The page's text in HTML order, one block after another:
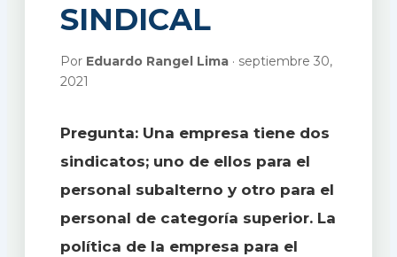
SINDICAL
Por Eduardo Rangel Lima· septiembre 30,
2021
Pregunta: Una empresa tiene dos
sindicatos; uno de ellos para el
personal subalterno y otro para el
personal de categoría superior. La
política de la empresa para el